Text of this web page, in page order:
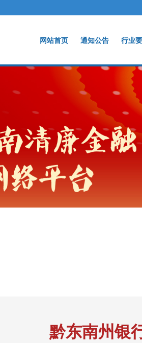
网站首页 通知公告 行业
黔东南州银